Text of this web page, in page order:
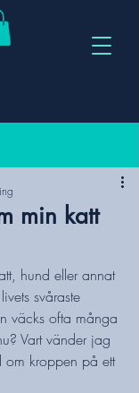
min katt
hund eller annat
svåraste
väcks ofta många
Vart vänder jag
om kroppen på ett